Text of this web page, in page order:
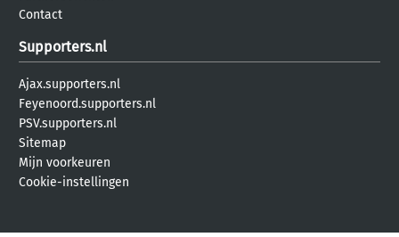
Contact
Supporters.nl
Ajax.supporters.nl
Feyenoord.supporters.nl
PSV.supporters.nl
Sitemap
Mijn voorkeuren
Cookie-instellingen